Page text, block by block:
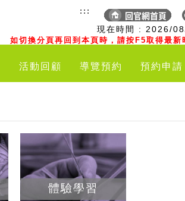
現在時間 : 2026/
如切換分頁再回到本頁時，請按F5取得最新
:::
活動回顧 導覽預約 預約申請
體驗學習